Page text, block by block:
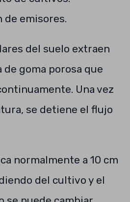
de emisores.
del suelo extraen
goma porosa que
Una vez
se detiene el flujo
normalmente a 10 cm
del cultivo y el